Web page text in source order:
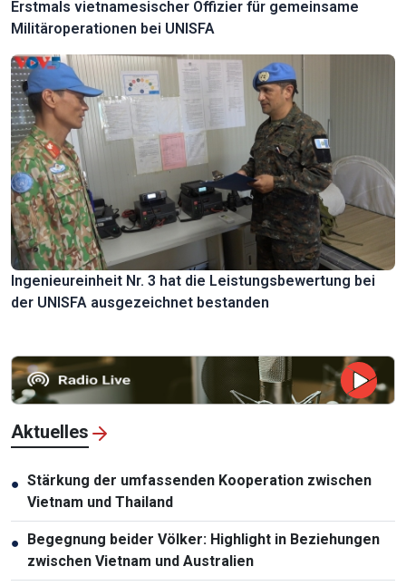
Erstmals vietnamesischer Offizier für gemeinsame
Militäroperationen bei UNISFA
Ingenieureinheit Nr. 3 hat die Leistungsbewertung bei
der UNISFA ausgezeichnet bestanden
Aktuelles
● Stärkung der umfassenden Kooperation zwischen
Vietnam und Thailand
●
Begegnung beider Völker: Highlight in Beziehungen
zwischen Vietnam und Australien